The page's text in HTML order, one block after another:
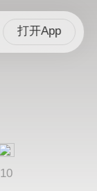
打开App
10